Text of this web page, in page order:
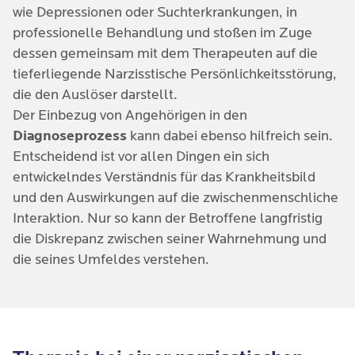
Folgeerkrankungen wie Depressionen oder
Suchterkrankungen
Leistungen oder Erfolgen (konditionale
Akzeptanz). Auf der anderen Seite können auch
fehlende Grenzen das unrealistische
Selbstwertgefühl unterstützen.
wie Depressionen oder Suchterkrankungen, in
professionelle Behandlung und stoßen im Zuge
dessen gemeinsam mit dem Therapeuten auf die
tieferliegende Narzisstische Persönlichkeitsstörung,
die den Auslöser darstellt.
Der Einbezug von Angehörigen in den
Diagnoseprozess kann dabei ebenso hilfreich sein.
Entscheidend ist vor allen Dingen ein sich
entwickelndes Verständnis für das Krankheitsbild
und den Auswirkungen auf die zwischenmenschliche
Interaktion. Nur so kann der Betroffene langfristig
die Diskrepanz zwischen seiner Wahrnehmung und
die seines Umfeldes verstehen.